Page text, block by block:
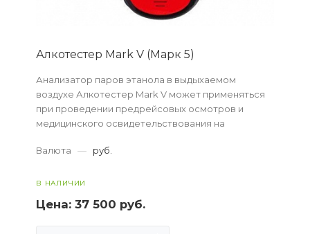
Алкотестер Mark V (Марк 5)
Анализатор паров этанола в выдыхаемом
воздухе Алкотестер Mark V может применяться
при проведении предрейсовых осмотров и
медицинского освидетельствования на
Валюта
— руб.
В НАЛИЧИИ
Цена: 37 500 руб.